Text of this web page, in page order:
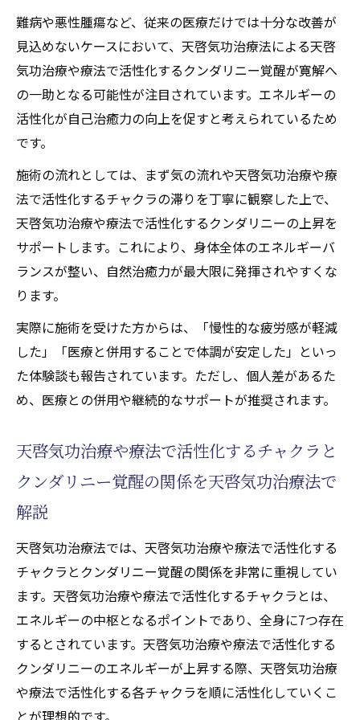
難病や悪性腫瘍など、従来の医療だけでは十分な改善が
見込めないケースにおいて、天啓気功治療法による天啓
気功治療や療法で活性化するクンダリニー覚醒が寛解へ
の一助となる可能性が注目されています。エネルギーの
活性化が自己治癒力の向上を促すと考えられているため
です。
施術の流れとしては、まず気の流れや天啓気功治療や療
法で活性化するチャクラの滞りを丁寧に観察した上で、
天啓気功治療や療法で活性化するクンダリニーの上昇を
サポートします。これにより、身体全体のエネルギーバ
ランスが整い、自然治癒力が最大限に発揮されやすくな
ります。
実際に施術を受けた方からは、「慢性的な疲労感が軽減
した」「医療と併用することで体調が安定した」といっ
た体験談も報告されています。ただし、個人差があるた
め、医療との併用や継続的なサポートが推奨されます。
天啓気功治療や療法で活性化するチャクラと
クンダリニー覚醒の関係を天啓気功治療法で
解説
天啓気功治療法では、天啓気功治療や療法で活性化する
チャクラとクンダリニー覚醒の関係を非常に重視してい
ます。天啓気功治療や療法で活性化するチャクラとは、
エネルギーの中枢となるポイントであり、全身に7つ存在
するとされています。天啓気功治療や療法で活性化する
クンダリニーのエネルギーが上昇する際、天啓気功治療
や療法で活性化する各チャクラを順に活性化していくこ
とが理想的です。